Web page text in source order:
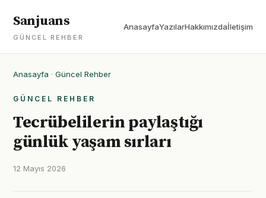
Sanjuans
GÜNCEL REHBER
AnasayfaYazılarHakkımızdaİletişim
Anasayfa · Güncel Rehber
GÜNCEL REHBER
Tecrübelilerin paylaştığı
günlük yaşam sırları
12 Mayıs 2026